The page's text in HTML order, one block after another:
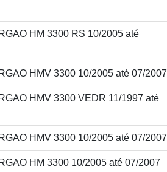
HM 3300 RS 10/2005 até
HMV 3300 10/2005 até 07/2007
HMV 3300 VEDR 11/1997 até
HMV 3300 10/2005 até 07/2007
HM 3300 10/2005 até 07/2007